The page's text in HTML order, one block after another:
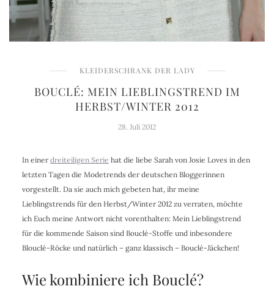
KLEIDERSCHRANK DER LADY
BOUCLÉ: MEIN LIEBLINGSTREND IM
HERBST/WINTER 2012
28. Juli 2012
In einer dreiteiligen Serie hat die liebe Sarah von Josie Loves in den
letzten Tagen die Modetrends der deutschen Bloggerinnen
vorgestellt. Da sie auch mich gebeten hat, ihr meine
Lieblingstrends für den Herbst/Winter 2012 zu verraten, möchte
ich Euch meine Antwort nicht vorenthalten: Mein Lieblingstrend
für die kommende Saison sind Bouclé-Stoffe und inbesondere
Blouclé-Röcke und natürlich – ganz klassisch – Bouclé-Jäckchen!
Wie kombiniere ich Bouclé?